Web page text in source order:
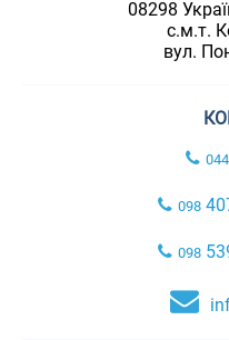
08298
с.м.т.
вул.
044
098
098